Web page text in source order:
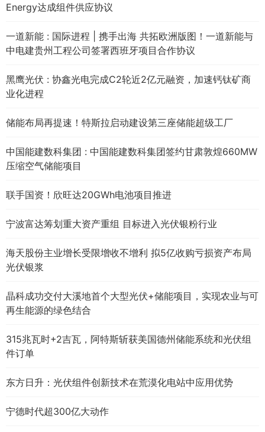
Energy达成组件供应协议
一道新能 : 国际进程 | 携手出海 共拓欧洲版图！一道新能与
中电建贵州工程公司签署西班牙项目合作协议
黑鹰光伏 : 协鑫光电完成C2轮近2亿元融资，加速钙钛矿商
业化进程
储能布局再提速！特斯拉启动建设第三座储能超级工厂
中国能建数科集团 : 中国能建数科集团签约甘肃敦煌660MW
压缩空气储能项目
联手国资！欣旺达20GWh电池项目推进
宁波富达筹划重大资产重组 目标进入光伏银粉行业
海天股份主业增长受限增收不增利 拟5亿收购亏损资产布局
光伏银浆
晶科成功交付大溪地首个大型光伏+储能项目，实现农业与可
再生能源的绿色结合
315兆瓦时+2吉瓦，阿特斯斩获美国德州储能系统和光伏组
件订单
东方日升：光伏组件创新技术在荒漠化电站中应用优势
宁德时代超300亿大动作